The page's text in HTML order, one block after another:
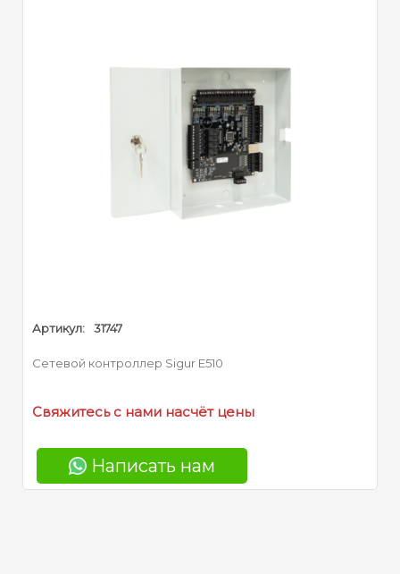
Артикул: 31747
Сетевой контроллер Sigur E510
Свяжитесь с нами насчёт цены
Написать нам